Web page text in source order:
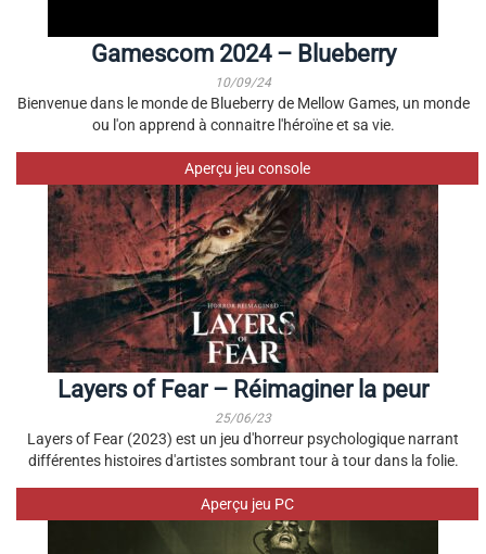
Gamescom 2024 – Blueberry
10/09/24
Bienvenue dans le monde de Blueberry de Mellow Games, un monde
ou l'on apprend à connaitre l'héroïne et sa vie.
Aperçu jeu console
Layers of Fear – Réimaginer la peur
25/06/23
Layers of Fear (2023) est un jeu d'horreur psychologique narrant
différentes histoires d'artistes sombrant tour à tour dans la folie.
Aperçu jeu PC